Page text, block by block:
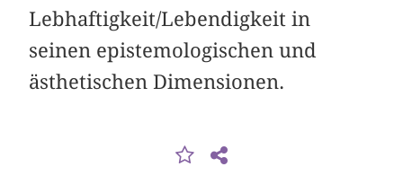
Lebhaftigkeit/Lebendigkeit in
seinen epistemologischen und
ästhetischen Dimensionen.